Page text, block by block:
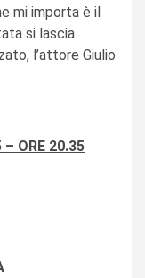
mi importa è il
si lascia
l’attore Giulio
ORE 20.35